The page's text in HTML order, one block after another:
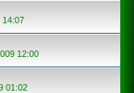
14:07
12:00
01:02